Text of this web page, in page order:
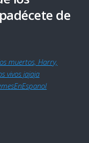
de
muertos, Harry,
vivos jajaja